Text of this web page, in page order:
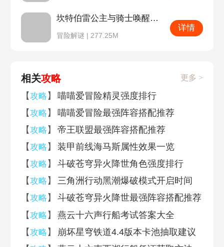
坎特伯雷公主与骑士唤醒冠军之剑的奇幻冒险
冒险解谜 | 277.25M
详情
相关攻略 更多 >
【攻略 】
喵喵爱冒险精灵强度排行
【攻略 】
喵喵爱冒险最强阵容搭配推荐
【攻略 】
帝王联盟最强阵容搭配推荐
【攻略 】
装甲前线海马斯属性效果一览
【攻略 】
斗破苍穹异火降世角色强度排行
【攻略 】
三角洲行动黑潮爆破模式开启时间
【攻略 】
斗破苍穹异火降世最强阵容搭配推荐
【攻略 】
燕云十六声行船考试答案大全
【攻略 】
崩坏星穹铁道4.4版本卡池抽取建议